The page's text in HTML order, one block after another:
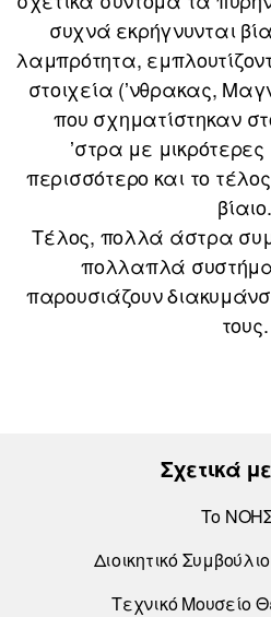
συχνά εκρήγνυνται
λαμπρότητα,
στοιχεία (ʼνθρακας,
που σχηματίστηκαν
ʼστρα με
περισσότερο και το
βίαιο.
Τέλος, πολλά άστρα
πολλαπλά
παρουσιάζουν
τους.
Σχετικά
Το
Διοικητικό
Τεχνικό Μουσείο